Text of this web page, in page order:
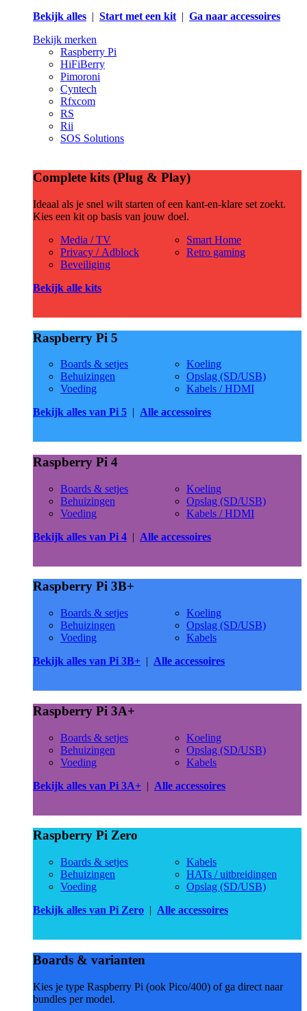
Bekijk alles | Start met een kit| Ga naar accessoires
Bekijk merken
Raspberry Pi
HiFiBerry
Pimoroni
Cyntech
Rfxcom
RS
Rii
SOS Solutions
Complete kits (Plug & Play)
Ideaal als je snel wilt starten of een kant-en-klare set zoekt.
Kies een kit op basis van jouw doel.
Media / TV
Privacy / Adblock
Beveiliging
Smart Home
Retro gaming
Bekijk alle kits
Raspberry Pi 5
Boards & setjes
Behuizingen
Voeding
Koeling
Opslag (SD/USB)
Kabels / HDMI
Bekijk alles van Pi 5 | Alle accessoires
Raspberry Pi 4
Boards & setjes
Behuizingen
Voeding
Koeling
Opslag (SD/USB)
Kabels / HDMI
Bekijk alles van Pi 4 | Alle accessoires
Raspberry Pi 3B+
Boards & setjes
Behuizingen
Voeding
Koeling
Opslag (SD/USB)
Kabels
Bekijk alles van Pi 3B+ | Alle accessoires
Raspberry Pi 3A+
Boards & setjes
Behuizingen
Voeding
Koeling
Opslag (SD/USB)
Kabels
Bekijk alles van Pi 3A+ | Alle accessoires
Raspberry Pi Zero
Boards & setjes
Behuizingen
Voeding
Kabels
HATs / uitbreidingen
Opslag (SD/USB)
Bekijk alles van Pi Zero | Alle accessoires
Boards & varianten
Kies je type Raspberry Pi (ook Pico/400) of ga direct naar
bundles per model.